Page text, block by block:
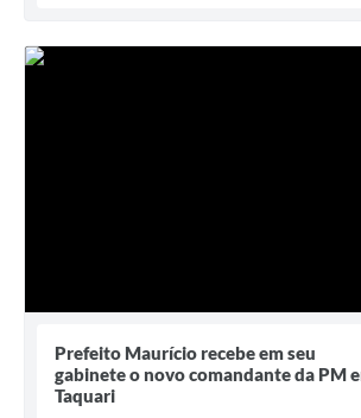
Prefeito Maurício recebe em seu
gabinete o novo comandante da PM
Taquari